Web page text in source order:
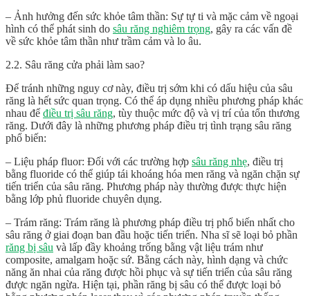
– Ảnh hưởng đến sức khỏe tâm thần: Sự tự ti và mặc cảm về ngoại
hình có thể phát sinh do sâu răng nghiêm trọng, gây ra các vấn đề
về sức khỏe tâm thần như trầm cảm và lo âu.
2.2. Sâu răng cửa phải làm sao?
Để tránh những nguy cơ này, điều trị sớm khi có dấu hiệu của sâu
răng là hết sức quan trọng. Có thể áp dụng nhiều phương pháp khác
nhau để điều trị sâu răng, tùy thuộc mức độ và vị trí của tổn thương
răng. Dưới đây là những phương pháp điều trị tình trạng sâu răng
phổ biến:
– Liệu pháp fluor: Đối với các trường hợp sâu răng nhẹ, điều trị
bằng fluoride có thể giúp tái khoáng hóa men răng và ngăn chặn sự
tiến triển của sâu răng. Phương pháp này thường được thực hiện
bằng lớp phủ fluoride chuyên dụng.
– Trám răng: Trám răng là phương pháp điều trị phổ biến nhất cho
sâu răng ở giai đoạn ban đầu hoặc tiến triển. Nha sĩ sẽ loại bỏ phần
răng bị sâu và lấp đầy khoảng trống bằng vật liệu trám như
composite, amalgam hoặc sứ. Bằng cách này, hình dạng và chức
năng ăn nhai của răng được hồi phục và sự tiến triển của sâu răng
được ngăn ngừa. Hiện tại, phần răng bị sâu có thể được loại bỏ